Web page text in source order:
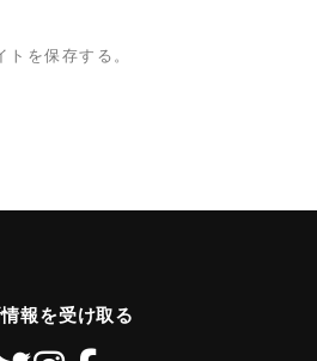
を保存する。
報を受け取る